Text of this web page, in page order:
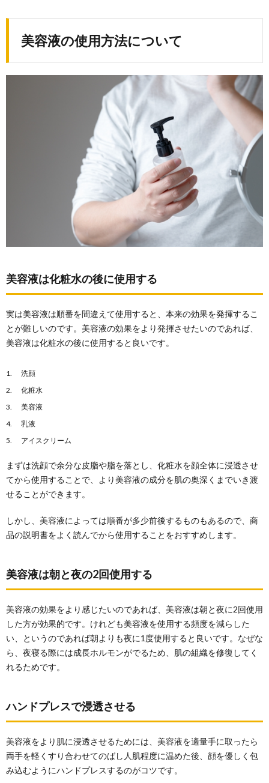
美容液の使用方法について
美容液は化粧水の後に使用する
実は美容液は順番を間違えて使用すると、本来の効果を発揮するこ
とが難しいのです。美容液の効果をより発揮させたいのであれば、
美容液は化粧水の後に使用すると良いです。
洗顔
化粧水
美容液
乳液
アイスクリーム
まずは洗顔で余分な皮脂や脂を落とし、化粧水を顔全体に浸透させ
てから使用することで、より美容液の成分を肌の奥深くまでいき渡
せることができます。
しかし、美容液によっては順番が多少前後するものもあるので、商
品の説明書をよく読んでから使用することをおすすめします。
美容液は朝と夜の2回使用する
美容液の効果をより感じたいのであれば、美容液は朝と夜に2回使用
した方が効果的です。けれども美容液を使用する頻度を減らした
い、というのであれば朝よりも夜に1度使用すると良いです。なぜな
ら、夜寝る際には成長ホルモンがでるため、肌の組織を修復してく
れるためです。
ハンドプレスで浸透させる
美容液をより肌に浸透させるためには、美容液を適量手に取ったら
両手を軽くすり合わせてのばし人肌程度に温めた後、顔を優しく包
み込むようにハンドプレスするのがコツです。